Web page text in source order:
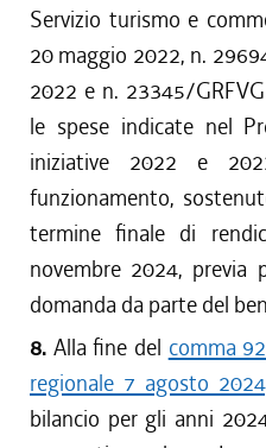
Servizio turismo e
20 maggio 2022, n.
2022 e n. 23345/
le spese indicate nel
iniziative 2022 e
funzionamento,
termine finale di
novembre 2024, previa
domanda da parte del
8. Alla fine del comma
regionale 7 agosto
bilancio per gli anni